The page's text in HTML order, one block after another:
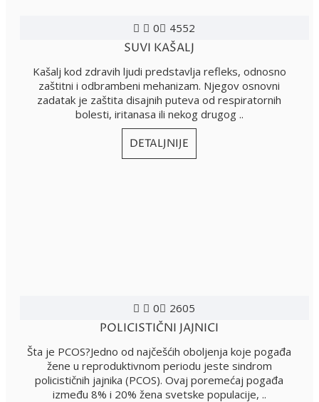
0 4552
SUVI KAŠALJ
Kašalj kod zdravih ljudi predstavlja refleks, odnosno
zaštitni i odbrambeni mehanizam. Njegov osnovni
zadatak je zaštita disajnih puteva od respiratornih
bolesti, iritanasa ili nekog drugog ..
DETALJNIJE
0 2605
POLICISTIČNI JAJNICI
Šta je PCOS?Jedno od najčešćih oboljenja koje pogađa
žene u reproduktivnom periodu jeste sindrom
policističnih jajnika (PCOS). Ovaj poremećaj pogađa
između 8% i 20% žena svetske populacije, ..